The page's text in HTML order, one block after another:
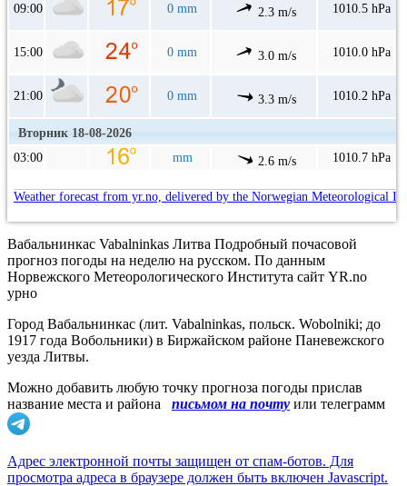
09:00 0 mm 2.3 m/s 1010.5 hPa
15:00 0 mm 3.0 m/s 1010.0 hPa
21:00 0 mm 3.3 m/s 1010.2 hPa
Вторник 18-08-2026
03:00
mm 2.6 m/s 1010.7 hPa
Weather forecast from yr.no, delivered by the Norwegian Meteorological
Вабальнинкас Vabalninkas Литва Подробный почасовой
прогноз погоды на неделю на русском. По данным
Норвежского Метеорологического Института сайт YR.no
урно
Город Вабальнинкас (лит. Vabalninkas, польск. Wobolniki; до
1917 года Вобольники) в Биржайском районе Паневежского
уезда Литвы.
Можно добавить любую точку прогноза погоды прислав
название места и района
письмом на почту или телеграмм
Адрес электронной почты защищен от спам-ботов. Для
просмотра адреса в браузере должен быть включен Javascript.